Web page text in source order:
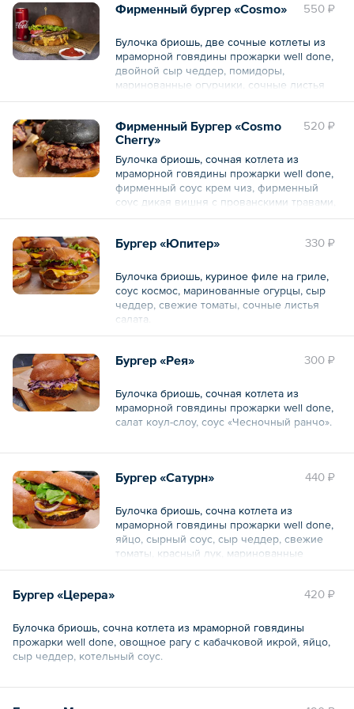
Общий вес – 3760 г 550 ₽
Фирменный бургер «Cosmo»
Булочка бриошь, две сочные котлеты из
мраморной говядины прожарки well done,
двойной сыр чеддер, помидоры,
маринованные огурчики, сочные листья
салата и все это заправлено фирменным
Общий вес – 520 г
520 ₽
Фирменный Бургер «Cosmo
Cherry»
Булочка бриошь, сочная котлета из
мраморной говядины прожарки well done,
фирменный соус крем чиз, фирменный
соус дикая вишня с прованскими травами,
сыр чеддер, бекон.
Общий вес – 420 г 330 ₽
Бургер «Юпитер»
Булочка бриошь, куриное филе на гриле,
соус космос, маринованные огурцы, сыр
чеддер, свежие томаты, сочные листья
салата.
300 ₽
Бургер «Рея»
Булочка бриошь, сочная котлета из
мраморной говядины прожарки well done,
салат коул-слоу, соус «Чесночный ранчо».
Общий вес – 320 г
440 ₽
Бургер «Сатурн»
Булочка бриошь, сочна котлета из
мраморной говядины прожарки well done,
яйцо, сырный соус, сыр чеддер, свежие
томаты, красный лук, маринованные
огурцы, сочные листья салата.
420 ₽
Бургер «Церера»
Булочка бриошь, сочна котлета из мраморной говядины
прожарки well done, овощное рагу с кабачковой икрой, яйцо,
сыр чеддер, котельный соус.
Общий вес – 270 г